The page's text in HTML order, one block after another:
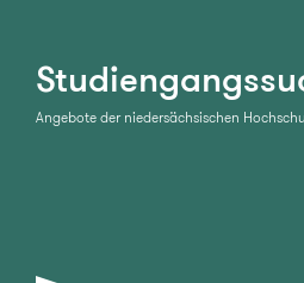
Angebote der niedersächsischen